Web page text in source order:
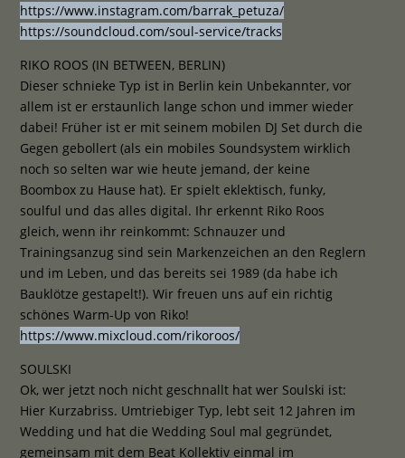
https://www.instagram.com/barrak_petuza/
https://soundcloud.com/soul-service/tracks
RIKO ROOS (IN BETWEEN, BERLIN)
Dieser schnieke Typ ist in Berlin kein Unbekannter, vor
allem ist er erstaunlich lange schon und immer wieder
dabei! Früher ist er mit seinem mobilen DJ Set durch die
Gegen gebollert (als ein mobiles Soundsystem wirklich
noch so selten war wie heute jemand, der keine
Boombox zu Hause hat). Er spielt eklektisch, funky,
soulful und das alles digital. Ihr erkennt Riko Roos
gleich, wenn ihr reinkommt: Schnauzer und
Trainingsanzug sind sein Markenzeichen an den Reglern
und im Leben, und das bereits sei 1989 (da habe ich
Bauklötze gestapelt!). Wir freuen uns auf ein richtig
schönes Warm-Up von Riko!
https://www.mixcloud.com/rikoroos/
SOULSKI
Ok, wer jetzt noch nicht geschnallt hat wer Soulski ist:
Hier Kurzabriss. Umtriebiger Typ, lebt seit 12 Jahren im
Wedding und hat die Wedding Soul mal gegründet,
gemeinsam mit dem Beat Kollektiv einmal im